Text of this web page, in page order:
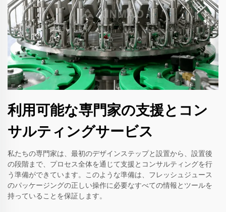
利用可能な専門家の支援とコン
サルティングサービス
私たちの専門家は、最初のデザインステップと設置から、設置後
の段階まで、プロセス全体を通じて支援とコンサルティングを行
う準備ができています。このような準備は、フレッシュジュース
のパッケージングの正しい操作に必要なすべての情報とツールを
持っていることを保証します。